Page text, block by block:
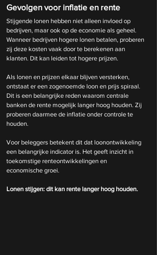
Gevolgen voor inflatie en rente
Stijgende lonen hebben niet alleen invloed op
bedrijven, maar ook op de economie als geheel.
Wanneer bedrijven hogere lonen betalen, proberen
zij deze kosten vaak door te berekenen aan
klanten. Dit kan leiden tot hogere prijzen.
Als lonen en prijzen elkaar blijven versterken,
ontstaat er een zogenoemde loon en prijs spiraal.
Dit is een belangrijke reden waarom centrale
banken de rente mogelijk langer hoog houden. Zij
proberen daarmee de inflatie onder controle te
houden.
Voor beleggers betekent dit dat loonontwikkeling
een belangrijke indicator is. Het geeft inzicht in
toekomstige renteontwikkelingen en
economische groei.
Lonen stijgen: dit kan rente langer hoog houden.